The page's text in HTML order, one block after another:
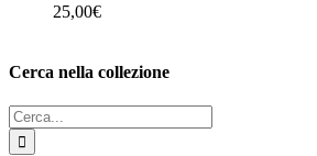
25,00€
Cerca nella collezione
Cerca
per: